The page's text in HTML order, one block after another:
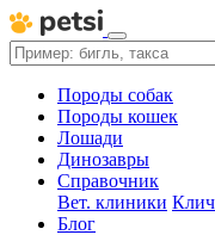
Породы собак
Породы кошек
Лошади
Динозавры
Справочник
Вет. клиники
Блог